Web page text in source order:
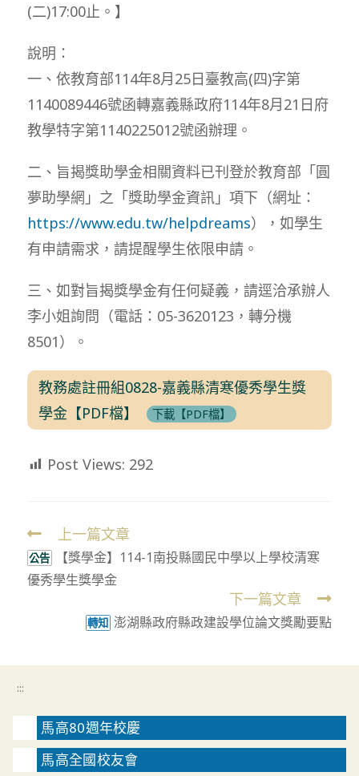
(二)17:00止。】
說明：
一、依教育部114年8月25日臺教高(四)字第
1140089446號函轉嘉義縣政府114年8月21日府
教學特字第1140225012號函辦理。
二、旨揭獎助學金相關資料已刊登於教育部「圓
夢助學網」之「獎助學金資訊」項下（網址：
https://www.edu.tw/helpdreams），如學生
有申請需求，請提醒學生依限申請。
三、如對旨揭獎學金有任何疑義，請逕洽承辦人
李小姐詢問（電話：05-3620123，轉分機
8501）。
教務處註冊組0828-嘉義縣清寒優秀學生獎
學金【PDF檔】
下載【PDF檔】
Post Views: 292
Read
more
articles
上一篇文章
公告
【獎學金】114-1南投縣國民中學以上學校清寒
優秀學生獎學金
下一篇文章
轉知 澎湖縣政府縣政建設學位論文獎勵要點
:::
馬高80週年校慶
馬高全國校友會